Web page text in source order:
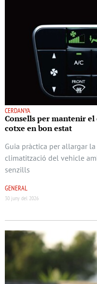
CERDANYA
Consells per mantenir
cotxe en bon estat
Guia pràctica per allargar
climatització del vehicle
senzills
GENERAL
30 juny del 2026